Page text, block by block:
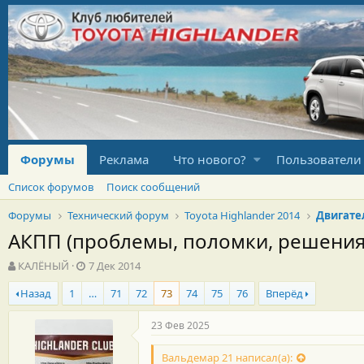
Форумы Реклама Что нового? Пользователи
Список форумов
Поиск сообщений
Форумы
Технический форум Toyota Highlander 2014
АКПП (проблемы, поломки,
А
в
т
о
КАЛЁНЫЙ
Д
а
т
а
а
ч
7 Дек 2014
Назад
1 … 71 72 73 74 75 76 Вперёд
23 Фев 2025
Вальдемар 21 написал(а):